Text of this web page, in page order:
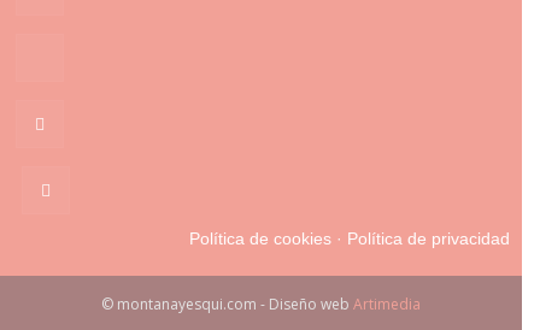
Política de cookies · Política de privacidad
© montanayesqui.com - Diseño web Artimedia